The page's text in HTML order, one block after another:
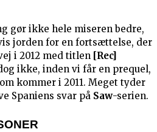
gør ikke hele miseren bedre,
jorden for en fortsættelse, der
i 2012 med titlen [Rec]
ikke, inden vi får en prequel,
kommer i 2011. Meget tyder
Spaniens svar på Saw-serien.